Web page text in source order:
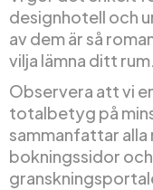
designhotell och
av dem är så
vilja lämna ditt rum.
Observera att vi
totalbetyg på
sammanfattar alla
bokningssidor